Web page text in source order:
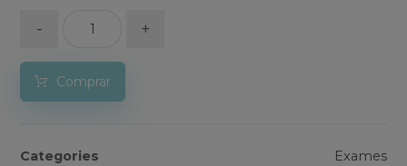
- +
Comprar
Categories Exames